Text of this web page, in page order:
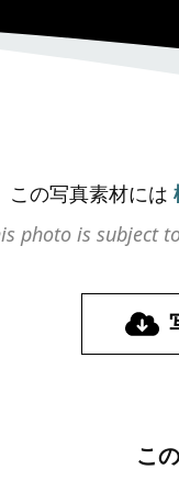
この写真素材には
photo is subject
こ